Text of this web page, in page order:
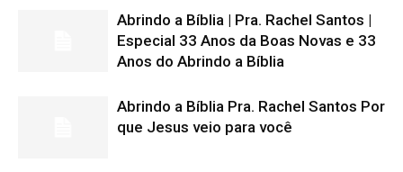
Abrindo a Bíblia | Pra. Rachel Santos |
Especial 33 Anos da Boas Novas e 33
Anos do Abrindo a Bíblia
Abrindo a Bíblia Pra. Rachel Santos Por
que Jesus veio para você